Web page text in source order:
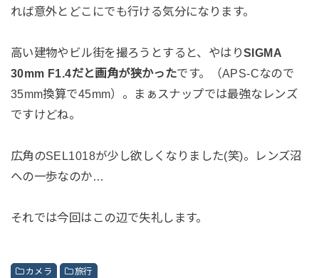
れば意外とどこにでも行ける気分になります。
高い建物やビル街を撮ろうとすると、やはりSIGMA
30mm F1.4だと画角が狭かったです。（APS-Cなので
35mm換算で45mm）。まぁスナップでは最強なレンズ
ですけどね。
広角のSEL1018が少し欲しくなりました(笑)。レンズ沼
への一歩なのか…
それでは今回はこの辺で失礼します。
カメラ 旅行